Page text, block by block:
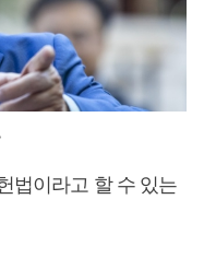
법이라고 할 수 있는